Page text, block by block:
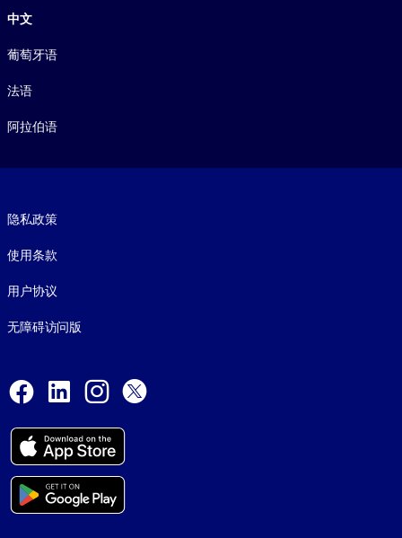
中文
葡萄牙语
法语
阿拉伯语
隐私政策
使用条款
用户协议
无障碍访问版
Facebook
LinkedInInstagram